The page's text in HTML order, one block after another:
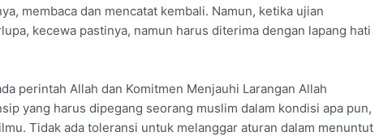
membaca dan mencatat kembali. Namun, ketika ujian
kecewa pastinya, namun harus diterima dengan lapang hati
perintah Allah dan Komitmen Menjauhi Larangan Allah
yang harus dipegang seorang muslim dalam kondisi apa pun,
Tidak ada toleransi untuk melanggar aturan dalam menuntut